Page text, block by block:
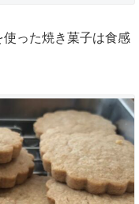
使った焼き菓子は食感